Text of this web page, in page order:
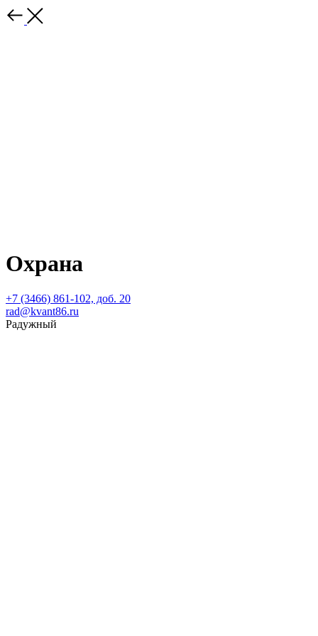
Охрана
+7 (3466) 861-102, доб. 20
rad@kvant86.ru
Радужный